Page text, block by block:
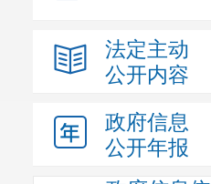
法定主动
公开内容
政府信息
公开年报